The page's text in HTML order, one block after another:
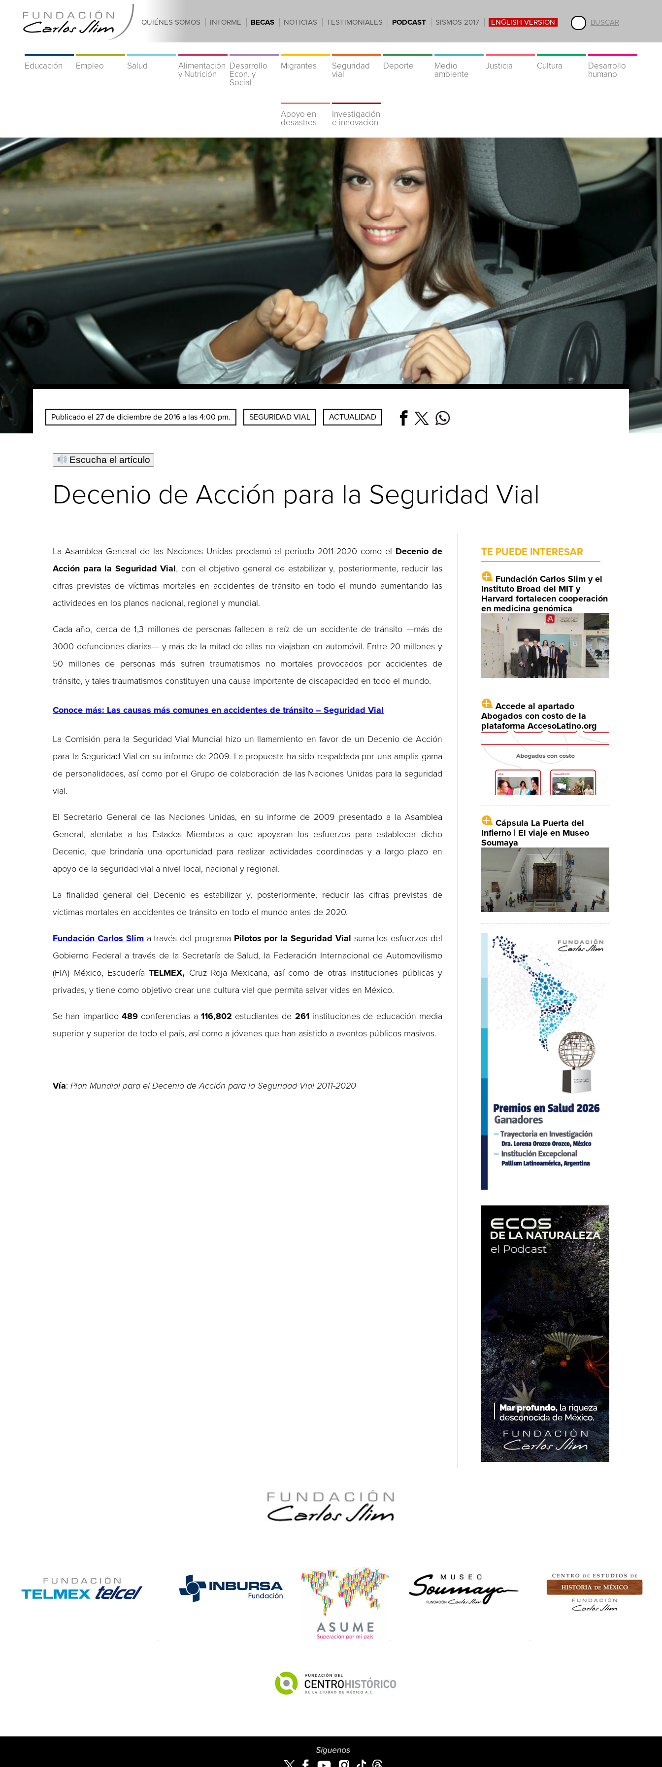
BUSCAR
QUIÉNES SOMOS INFORME BECAS NOTICIAS TESTIMONIALES PODCAST SISMOS 2017 ENGLISH VERSION
Educación Empleo Salud
Alimentación
y Nutrición
Desarrollo
Econ. y
Social
Migrantes
Seguridad
vial
Deporte
Medio
ambiente
Justicia Cultura
Desarrollo
humano
Apoyo en
desastres
Investigación
e innovación
Publicado el 27 de diciembre de 2016 a las 4:00 pm. SEGURIDAD VIAL ACTUALIDAD
Escucha el artículo
Decenio de Acción para la Seguridad Vial
La Asamblea General de las Naciones Unidas proclamó el periodo 2011-2020 como el Decenio de
Acción para la Seguridad Vial, con el objetivo general de estabilizar y, posteriormente, reducir las
cifras previstas de víctimas mortales en accidentes de tránsito en todo el mundo aumentando las
actividades en los planos nacional, regional y mundial.
Cada año, cerca de 1,3 millones de personas fallecen a raíz de un accidente de tránsito —más de
3000 defunciones diarias— y más de la mitad de ellas no viajaban en automóvil. Entre 20 millones y
50 millones de personas más sufren traumatismos no mortales provocados por accidentes de
tránsito, y tales traumatismos constituyen una causa importante de discapacidad en todo el mundo.
Conoce más: Las causas más comunes en accidentes de tránsito – Seguridad Vial
La Comisión para la Seguridad Vial Mundial hizo un llamamiento en favor de un Decenio de Acción
para la Seguridad Vial en su informe de 2009. La propuesta ha sido respaldada por una amplia gama
de personalidades, así como por el Grupo de colaboración de las Naciones Unidas para la seguridad
vial.
El Secretario General de las Naciones Unidas, en su informe de 2009 presentado a la Asamblea
General, alentaba a los Estados Miembros a que apoyaran los esfuerzos para establecer dicho
Decenio, que brindaría una oportunidad para realizar actividades coordinadas y a largo plazo en
apoyo de la seguridad vial a nivel local, nacional y regional.
La finalidad general del Decenio es estabilizar y, posteriormente, reducir las cifras previstas de
víctimas mortales en accidentes de tránsito en todo el mundo antes de 2020.
Fundación Carlos Slima través del programa Pilotos por la Seguridad Vial suma los esfuerzos del
Gobierno Federal a través de la Secretaría de Salud, la Federación Internacional de Automovilismo
(FIA) México, EscuderíaTELMEX, Cruz Roja Mexicana, así como de otras instituciones públicas y
privadas, y tiene como objetivo crear una cultura vial que permita salvar vidas en México.
Se han impartido489 conferencias a 116,802 estudiantes de 261instituciones de educación media
superior y superior de todo el país, así como a jóvenes que han asistido a eventos públicos masivos.
Vía: Plan Mundial para el Decenio de Acción para la Seguridad Vial 2011-2020
TE PUEDE INTERESAR
Fundación Carlos Slim y el
Instituto Broad del MIT y
Harvard fortalecen cooperación
en medicina genómica
Accede al apartado
Abogados con costo de la
plataforma AccesoLatino.org
Cápsula La Puerta del
Infierno | El viaje en Museo
Soumaya